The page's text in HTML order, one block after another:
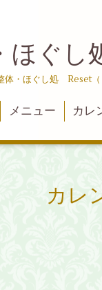
ほぐし
体・ほぐし処 Reset
メニュー カレ
カレ